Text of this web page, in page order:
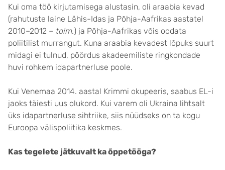
Kui oma töö kirjutamisega alustasin, oli araabia kevad
(rahutuste laine Lähis-Idas ja Põhja-Aafrikas aastatel
2010–2012 – toim.) ja Põhja-Aafrikas võis oodata
poliitilist murrangut. Kuna araabia kevadest lõpuks suurt
midagi ei tulnud, pöördus akadeemiliste ringkondade
huvi rohkem idapartnerluse poole.
Kui Venemaa 2014. aastal Krimmi okupeeris, saabus EL-i
jaoks täiesti uus olukord. Kui varem oli Ukraina lihtsalt
üks idapartnerluse sihtriike, siis nüüdseks on ta kogu
Euroopa välispoliitika keskmes.
Kas tegelete jätkuvalt ka õppetööga?